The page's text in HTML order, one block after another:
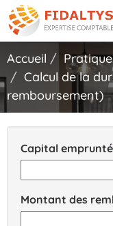
Accueil Pratique
Calcul de la
remboursement)
Capital emprunté
Montant des